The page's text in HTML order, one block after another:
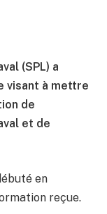
(SPL) a
visant à mettre
de
et de
en
reçue.